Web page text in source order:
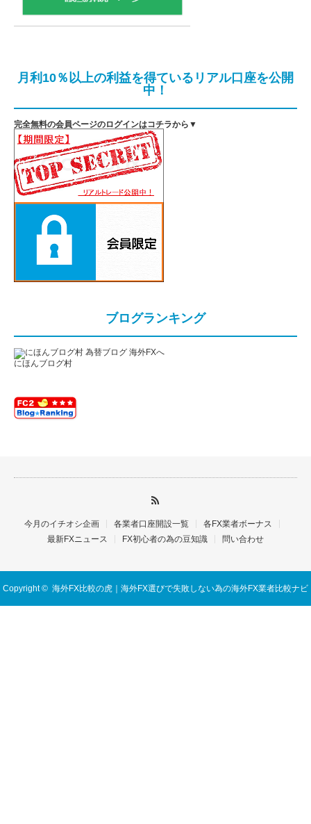
月利10％以上の利益を得ているリアル口座を公開
中！
完全無料の会員ページのログインはコチラから▼
ブログランキング
にほんブログ村
今月のイチオシ企画 各業者口座開設一覧
各FX業者ボーナス
最新FXニュース
FX初心者の為の豆知識 問い合わせ
Copyright © 海外FX比較の虎｜海外FX選びで失敗しない為の海外FX業者比較ナビ